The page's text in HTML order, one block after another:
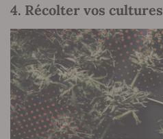
4. Récolter vos cultures